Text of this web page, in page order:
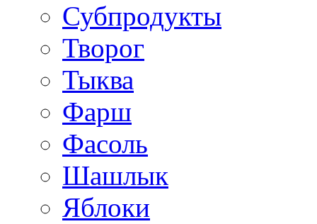
Субпродукты
Творог
Тыква
Фарш
Фасоль
Шашлык
Яблоки